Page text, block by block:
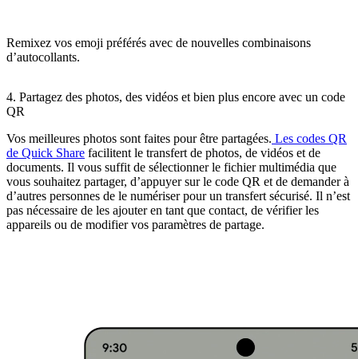
Remixez vos emoji préférés avec de nouvelles combinaisons
d’autocollants.
4. Partagez des photos, des vidéos et bien plus encore avec un code
QR
Vos meilleures photos sont faites pour être partagées. Les codes QR
de Quick Share facilitent le transfert de photos, de vidéos et de
documents. Il vous suffit de sélectionner le fichier multimédia que
vous souhaitez partager, d’appuyer sur le code QR et de demander à
d’autres personnes de le numériser pour un transfert sécurisé. Il n’est
pas nécessaire de les ajouter en tant que contact, de vérifier les
appareils ou de modifier vos paramètres de partage.